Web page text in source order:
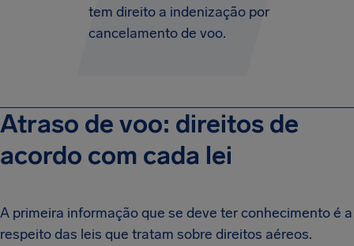
tem direito a indenização por
cancelamento de voo.
Atraso de voo: direitos de
acordo com cada lei
A primeira informação que se deve ter conhecimento é a
respeito das leis que tratam sobre direitos aéreos.